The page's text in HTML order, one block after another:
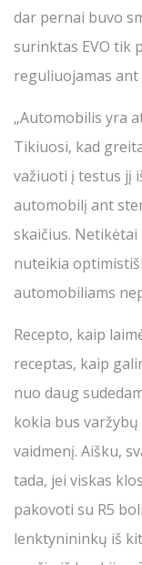
dar pernai buvo
surinktas EVO tik
reguliuojamas
„Automobilis yra
Tikiuosi, kad
važiuoti į testus jį
automobilį ant
skaičius.
nuteikia
automobiliams
Recepto, kaip
receptas, kaip
nuo daug
kokia bus
vaidmenį. Aišku,
tada, jei viskas
pakovoti su R5
lenktynininkų iš